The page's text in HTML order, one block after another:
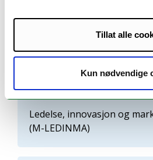
Tillat alle
Kun nødvendige
Økonomi og administrasjon
Ledelse, innovasjon og
(M-LEDINMA)